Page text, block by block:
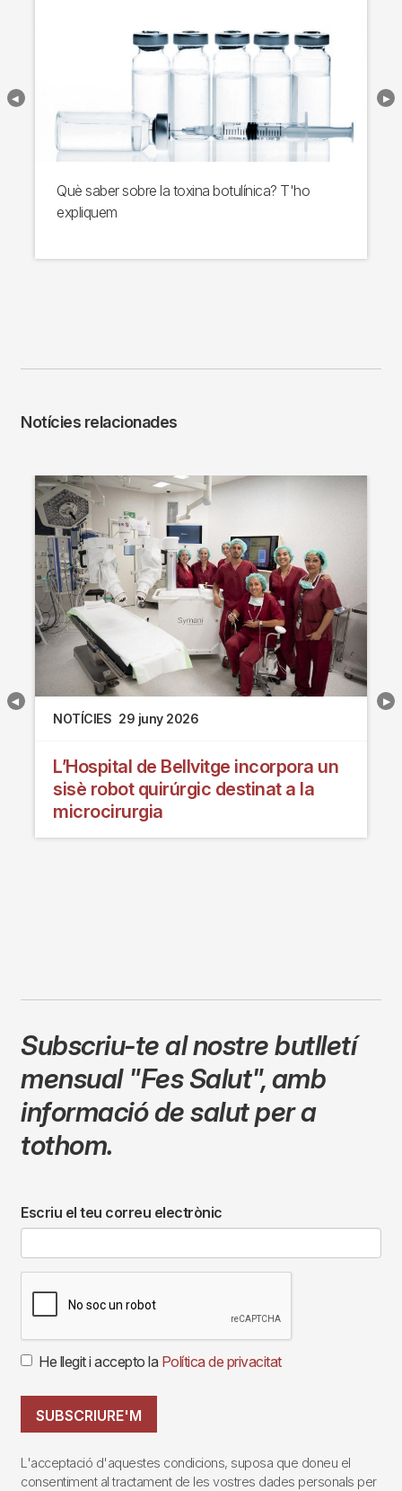
Què saber sobre la toxina botulínica? T'ho
expliquem
Notícies relacionades
NOTÍCIES 29 juny 2026
L’Hospital de Bellvitge incorpora un
sisè robot quirúrgic destinat a la
microcirurgia
Subscriu-te al nostre butlletí
mensual "Fes Salut",amb
informació de salut per a
tothom.
Escriu el teu correu electrònic
He llegit i accepto la Política de privacitat
SUBSCRIURE'M
L'acceptació d'aquestes condicions, suposa que doneu el
consentiment al tractament de les vostres dades personals per